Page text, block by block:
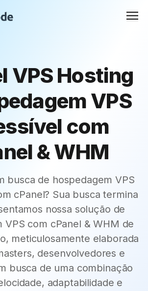
VPS Hosting
VPS
com
& WHM
busca de hospedagem VPS
cPanel? Sua busca termina
nossa solução de
VPS com cPanel & WHM de
meticulosamente elaborada
desenvolvedores e
busca de uma combinação
adaptabilidade e